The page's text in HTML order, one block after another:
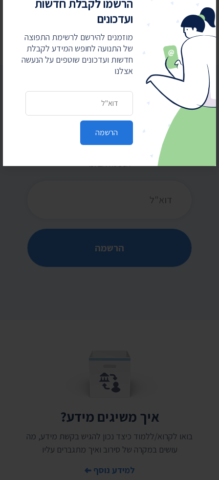
הרשמו לקבלת חדשות
ועדכונים
מוזמנים להירשם לרשימת התפוצה
של התנועה לחופש המידע לקבלת
חדשות ועדכונים שוטפים על הנעשה
אצלנו
הרשמה
בית המשפט: המשטרה תחשוף סעיפים בנהלי
הפרות סדר וחסימת צירים
הרשמו לקבלת חדשות ועדכונים
מוזמנים להירשם לרשימת התפוצה של התנועה
לחופש המידע לקבלת חדשות ועדכונים שוטפים על
הנעשה אצלנו
הרשמה
איך משיגים מידע?
בואו לקרוא/ללמוד כיצד נכון להגיש בקשת מידע, מה
עושים במקרה של סירוב ואיך מתגברים עליו
למידע נוסף